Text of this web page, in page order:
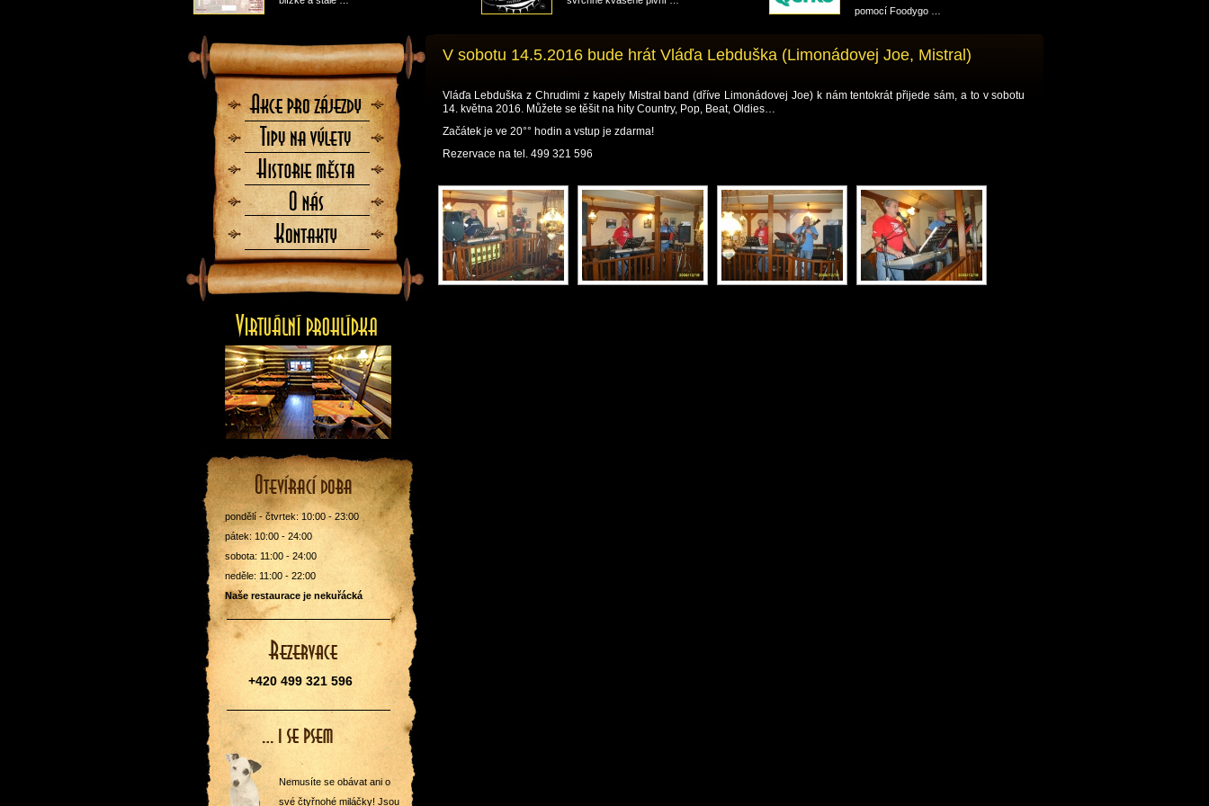
V sobotu 14.5.2016 bude hrát Vláďa Lebduška (Limonádovej Joe, Mistral)
Vláďa Lebduška z Chrudimi z kapely Mistral band (dříve Limonádovej Joe) k nám tentokrát přijede sám, a to v sobotu
14. května 2016. Můžete se těšit na hity Country, Pop, Beat, Oldies…
Začátek je ve 20°° hodin a vstup je zdarma!
Rezervace na tel. 499 321 596
pomocí Foodygo …
Akce
pro
zájezdy
Tipy
na
výlety
O
nás
Kontaktujte
nás
pondělí - čtvrtek: 10:00 - 23:00
pátek: 10:00 - 24:00
sobota: 11:00 - 24:00
neděle: 11:00 - 22:00
Naše restaurace je nekuřácká
+420 499 321 596
Nemusíte se obávat ani o
své čtyřnohé miláčky! Jsou